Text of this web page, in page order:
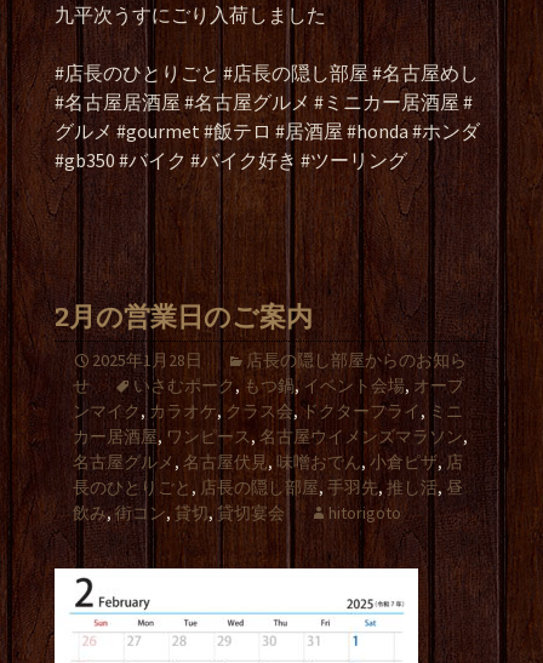
九平次うすにごり入荷しました
#店長のひとりごと #店長の隠し部屋 #名古屋めし
#名古屋居酒屋 #名古屋グルメ #ミニカー居酒屋 #
グルメ #gourmet #飯テロ #居酒屋 #honda #ホンダ
#gb350 #バイク #バイク好き #ツーリング
2月の営業日のご案内
2025年1月28日
店長の隠し部屋からのお知ら
せ
いさむポーク, もつ鍋, イベント会場, オープ
ンマイク, カラオケ, クラス会,ドクターフライ,ミニ
カー居酒屋, ワンピース, 名古屋ウイメンズマラソン,
名古屋グルメ , 名古屋伏見,味噌おでん, 小倉ピザ,店
長のひとりごと , 店長の隠し部屋, 手羽先, 推し活, 昼
飲み, 街コン, 貸切,貸切宴会 hitorigoto